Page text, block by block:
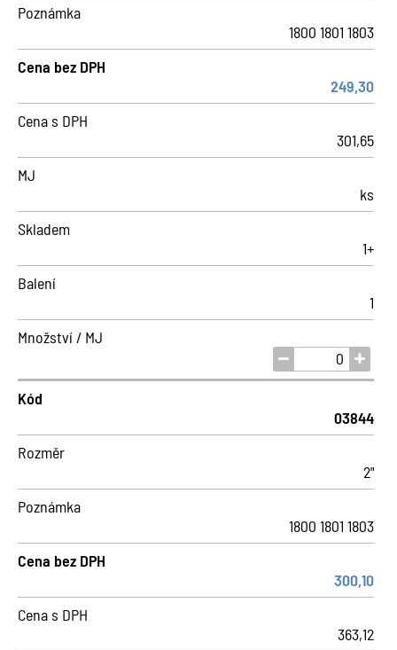
Poznámka
1800 1801 1803
Cena bez DPH
249,30
Cena s DPH
301,65
MJ
ks
Skladem
1+
Balení
1
Množství / MJ
Kód
03844
Rozměr
2"
Poznámka
1800 1801 1803
Cena bez DPH
300,10
Cena s DPH
363,12